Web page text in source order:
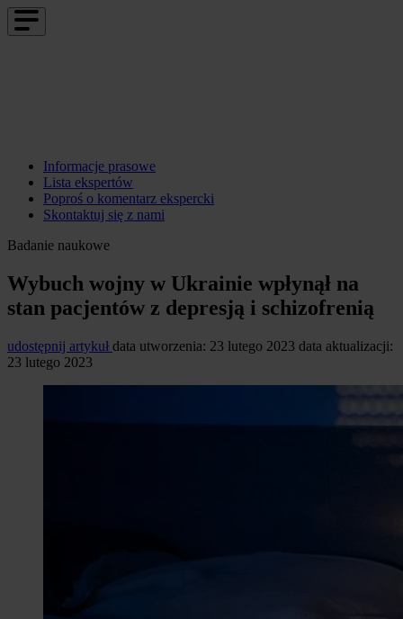
Informacje prasowe
Lista ekspertów
Poproś o komentarz ekspercki
Skontaktuj się z nami
Badanie naukowe
Wybuch wojny w Ukrainie wpłynął na
stan pacjentów z depresją i schizofrenią
udostępnij artykuł data utworzenia: 23 lutego 2023 data aktualizacji:
23 lutego 2023